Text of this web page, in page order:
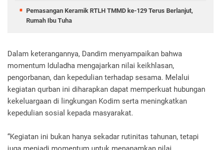
Pemasangan Keramik RTLH TMMD ke-129 Terus Berlanjut,
Rumah Ibu Tuha
Dalam keterangannya, Dandim menyampaikan bahwa
momentum Iduladha mengajarkan nilai keikhlasan,
pengorbanan, dan kepedulian terhadap sesama. Melalui
kegiatan qurban ini diharapkan dapat memperkuat hubungan
kekeluargaan di lingkungan Kodim serta meningkatkan
kepedulian sosial kepada masyarakat.
“Kegiatan ini bukan hanya sekadar rutinitas tahunan, tetapi